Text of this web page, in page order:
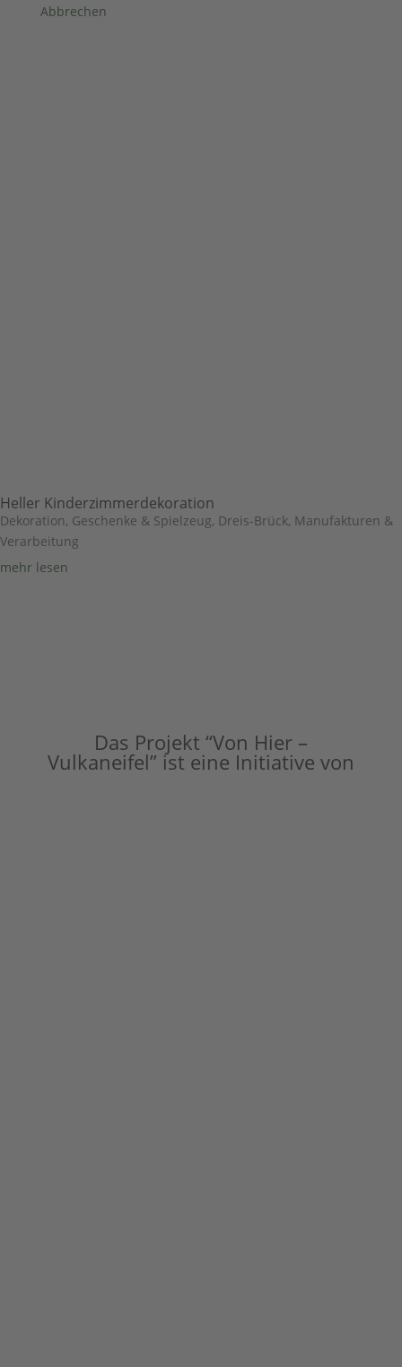
Abbrechen
Heller Kinderzimmerdekoration
Dekoration, Geschenke & Spielzeug, Dreis-Brück, Manufakturen &
Verarbeitung
mehr lesen
Das Projekt “Von Hier –
Vulkaneifel” ist eine Initiative von